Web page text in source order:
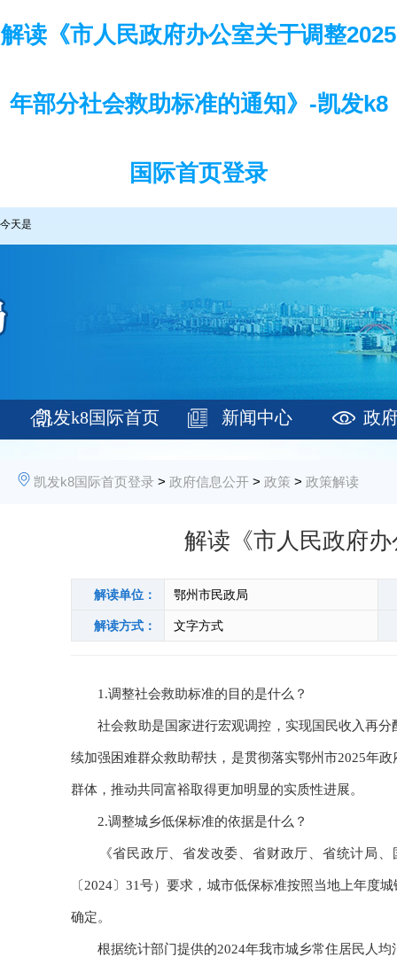
解读《市人民政府办公室关于调整2025
年部分社会救助标准的通知》-凯发k8
国际首页登录
今天是
凯发k8国际首页 新闻中心 政
凯发k8国际首页登录 > 政府信息公开 > 政策 > 政策解读
解读《市人民政府
解读单位： 鄂州市民政局
解读方式： 文字方式
1.调整社会救助标准的目的是什么？
社会救助是国家进行宏观调控，实现国民收入再分
续加强困难群众救助帮扶，是贯彻落实鄂州市2025年
群体，推动共同富裕取得更加明显的实质性进展。
2.调整城乡低保标准的依据是什么？
《省民政厅、省发改委、省财政厅、省统计局、
〔2024〕31号）要求，城市低保标准按照当地上年度
确定。
根据统计部门提供的2024年我市城乡常住居民人均